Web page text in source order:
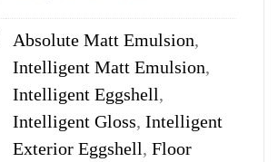
Absolute Matt Emulsion,
Intelligent Matt Emulsion,
Intelligent Eggshell,
Intelligent Gloss, Intelligent
Exterior Eggshell, Floor